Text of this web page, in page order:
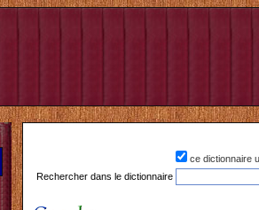
ce dictionnaire
Rechercher dans le dictionnaire